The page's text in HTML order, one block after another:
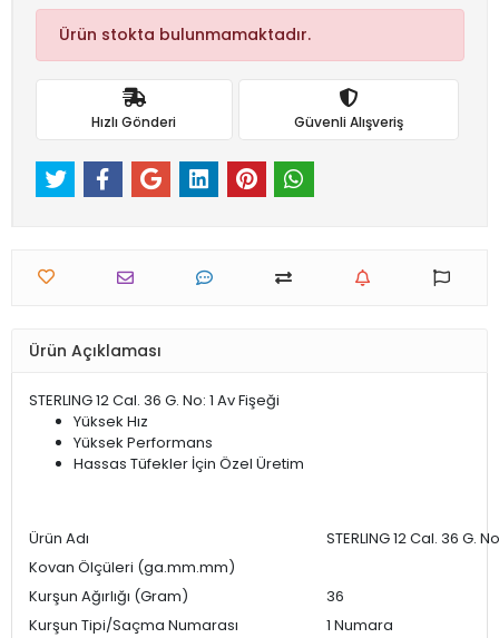
Ürün stokta bulunmamaktadır.
Hızlı Gönderi Güvenli Alışveriş
Ürün Açıklaması
STERLING 12 Cal. 36 G. No: 1 Av Fişeği
Yüksek Hız
Yüksek Performans
Hassas Tüfekler İçin Özel Üretim
Ürün Adı
STERLING 12 Cal. 36 G.
Kovan Ölçüleri (ga.mm.mm)
Kurşun Ağırlığı (Gram)
36
Kurşun Tipi/Saçma Numarası
1 Numara